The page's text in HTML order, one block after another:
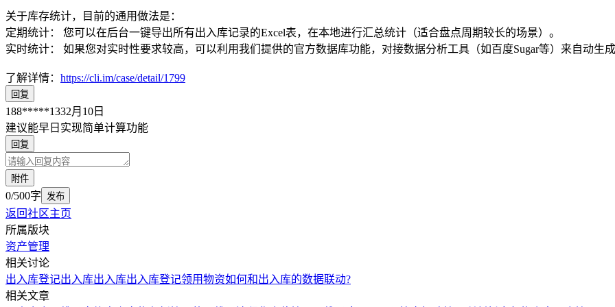
关于库存统计，目前的通用做法是：
定期统计： 您可以在后台一键导出所有出入库记录的Excel表，在本地进行汇总统计（适合盘点周期较长的场景）。
实时统计： 如果您对实时性要求较高，可以利用我们提供的官方数据库功能，对接数据分析工具（如百度Sugar等）来自动生成
了解详情： https://cli.im/case/detail/1799
回复
188*****1332月10日
建议能早日实现简单计算功能
回复
附件
0/500字 发布
返回社区主页
所属版块
资产管理
相关讨论
出入库登记出入库出入库出入库登记领用物资如何和出入库的数据联动?
相关文章